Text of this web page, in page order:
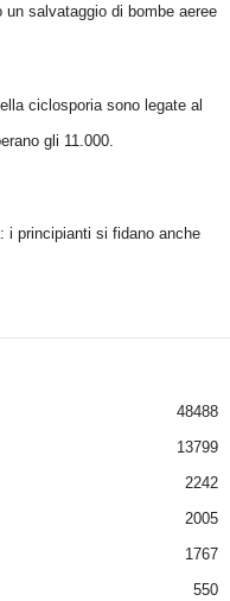
salvataggio di bombe aeree
ciclosporia sono legate al
gli 11.000.
i principianti si fidano anche
48488
13799
2242
2005
1767
550